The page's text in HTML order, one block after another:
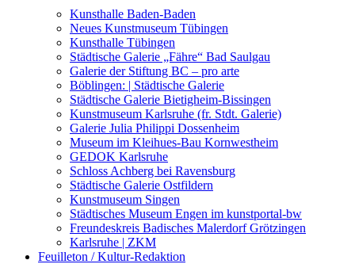
Was seither geschah
Kunstwettbewerbe, Ausschreibungen für Künstler
Kunsthalle Baden-Baden
Neues Kunstmuseum Tübingen
Kunsthalle Tübingen
Städtische Galerie „Fähre“ Bad Saulgau
Galerie der Stiftung BC – pro arte
Böblingen: | Städtische Galerie
Städtische Galerie Bietigheim-Bissingen
Kunstmuseum Karlsruhe (fr. Stdt. Galerie)
Galerie Julia Philippi Dossenheim
Museum im Kleihues-Bau Kornwestheim
GEDOK Karlsruhe
Schloss Achberg bei Ravensburg
Städtische Galerie Ostfildern
Kunstmuseum Singen
Städtisches Museum Engen im kunstportal-bw
Freundeskreis Badisches Malerdorf Grötzingen
Karlsruhe | ZKM
Feuilleton / Kultur-Redaktion